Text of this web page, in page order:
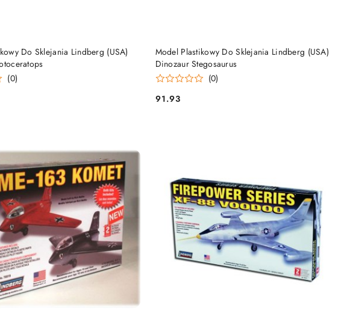
Do Sklejania Lindberg (USA)
(0)
DO KOSZYKA
Model Plastikowy Do Sklejania Lindberg (USA)
Dinozaur Stegosaurus
(0)
Cena:
91.93
DO KOSZYKA